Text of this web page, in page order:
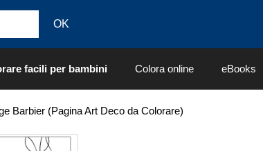
facili per bambini Colora online eBooks
Barbier (Pagina Art Deco da Colorare)